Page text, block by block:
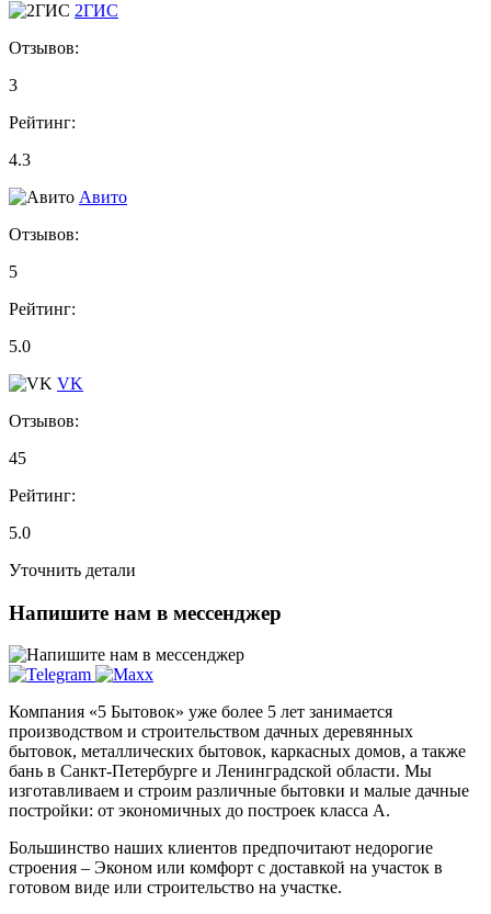
2ГИС
Отзывов:
3
Рейтинг:
4.3
Авито
Отзывов:
5
Рейтинг:
5.0
VK
Отзывов:
45
Рейтинг:
5.0
Уточнить детали
Напишите нам в мессенджер
Компания «5 Бытовок» уже более 5 лет занимается
производством и строительством дачных деревянных
бытовок, металлических бытовок, каркасных домов, а также
бань в Санкт-Петербурге и Ленинградской области. Мы
изготавливаем и строим различные бытовки и малые дачные
постройки: от экономичных до построек класса А.
Большинство наших клиентов предпочитают недорогие
строения – Эконом или комфорт с доставкой на участок в
готовом виде или строительство на участке.